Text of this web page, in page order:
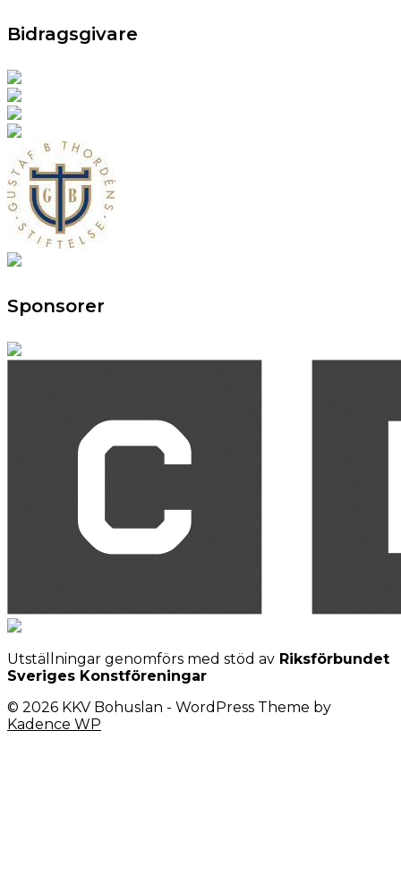
Bidragsgivare
Sponsorer
Utställningar genomförs med stöd av Riksförbundet
Sveriges Konstföreningar
© 2026 KKV Bohuslan - WordPress Theme by
Kadence WP